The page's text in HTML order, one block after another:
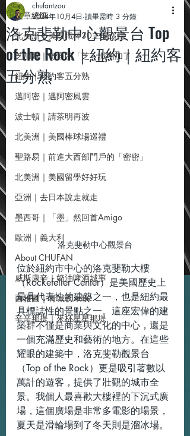
文章總匯
北美洲｜美國職棒30主場巡禮
芝加哥｜奇怪的「芝」識增加了
紐約｜紐約客五分熟
邁阿密｜邁阿密風雲
波士頓｜請茶明再波
北美洲｜美國棒球場巡禮
聖路易｜前進大西部門戶的「密密」
北美洲｜美國留學好好玩
亞洲｜去日本說走就走
墨西哥｜「墨」然回首Amigo
歐洲｜義大利
About CHUFAN
威斯康辛｜奶油啤酒城事
西雅圖｜青城夜未眠
辛辛那提｜來杯星星那堤
洛克斐勒中心觀景台 Top
of the Rock｜紐約｜紐約客
五分熟
chufantzou
2024年10月4日 讀畢需時 3 分鐘
洛克斐勒中心觀景台
位於紐約市中心的洛克斐勒大樓
（Rockefeller Center）是美國歷史上
最具代表性的建築之一，也是紐約最
具標誌性的景點之一。這座宏偉的建
築群不僅是商業與文化的中心，還是
一個充滿歷史和藝術的地方。在這些
耀眼的建築中，洛克斐勒觀景台
（Top of the Rock）更是吸引著數以
萬計的遊客，提供了壯觀的城市全
景。我個人最喜歡大樓裡的下沉式廣
場，這個廣場是非常多電影的場景，
夏天是滑輪場到了冬天則是溜冰場。